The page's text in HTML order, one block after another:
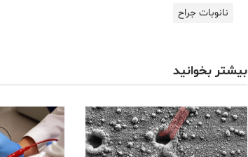
نانوبات جراح
بیشتر بخوانید